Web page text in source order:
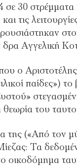
σε 30
και τις
δρα Αγγελική
ο
παίδες») το
θεωρία του
της («Από τον
Τα
οικοδόμημα